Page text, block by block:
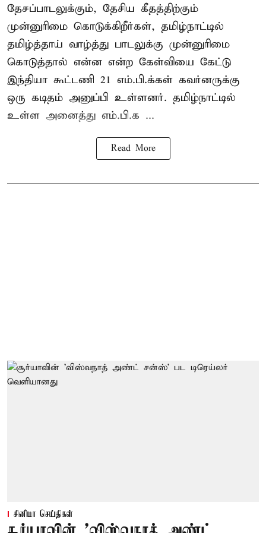
தேசப்பாடலுக்கும், தேசிய கீதத்திற்கும்
முன்னுரிமை கொடுக்கிறீர்கள், தமிழ்நாட்டில்
தமிழ்த்தாய் வாழ்த்து பாடலுக்கு முன்னுரிமை
கொடுத்தால் என்ன என்ற கேள்வியை கேட்டு
இந்தியா கூட்டணி 21 எம்.பி.க்கள் கவர்னருக்கு
ஒரு கடிதம் அனுப்பி உள்ளனர். தமிழ்நாட்டில்
உள்ள அனைத்து எம்.பி.க ...
Read More
சினிமா செய்திகள்